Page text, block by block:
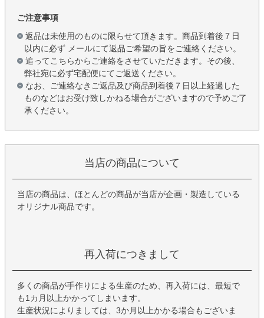
ご注意事項
返品は未使用のものに限らせて頂きます。商品到着後７日
以内に必ず メールにて返品ご希望の旨をご連絡ください。
追ってこちらからご連絡をさせていただきます。その後、
弊社宛に必ず宅配便にてご返送ください。
なお、ご連絡なきご返品及び商品到着後７日以上経過した
ものなどはお受け致しかねる場合がございますので予めご了
承ください。
当店の商品について
当店の商品は、ほとんどの商品が当店が企画・製造している
オリジナル商品です。
再入荷につきまして
多くの商品が手作りによる生産のため、再入荷には、最短で
も1カ月以上かかってしまいます。
生産状況によりましては、3か月以上かかる場合もございま